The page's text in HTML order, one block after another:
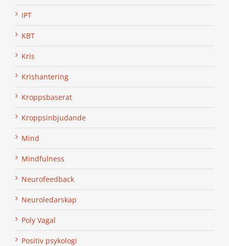
IPT
KBT
Kris
Krishantering
Kroppsbaserat
Kroppsinbjudande
Mind
Mindfulness
Neurofeedback
Neuroledarskap
Poly Vagal
Positiv psykologi